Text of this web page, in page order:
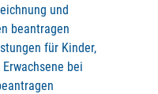
und
beantragen
für Kinder,
bei